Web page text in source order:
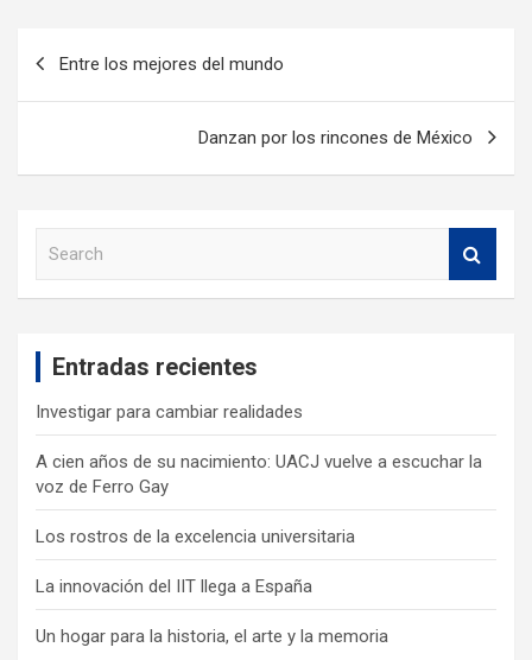
Entre los mejores del mundo
Danzan por los rincones de México
Entradas recientes
Investigar para cambiar realidades
A cien años de su nacimiento: UACJ vuelve a escuchar la
voz de Ferro Gay
Los rostros de la excelencia universitaria
La innovación del IIT llega a España
Un hogar para la historia, el arte y la memoria